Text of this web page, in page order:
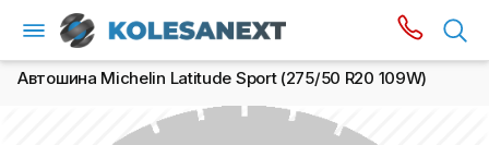
Автошина Michelin Latitude Sport (275/50 R20 109W)